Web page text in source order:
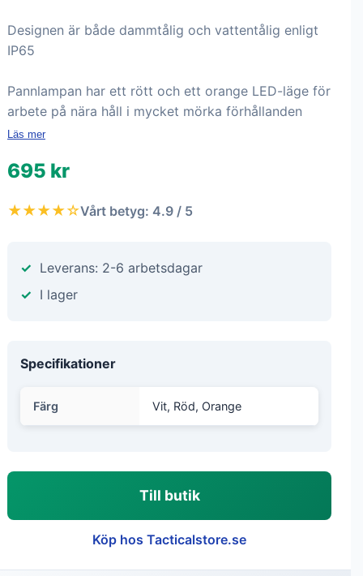
Designen är både dammtålig och vattentålig enligt
IP65
Pannlampan har ett rött och ett orange LED-läge för
arbete på nära håll i mycket mörka förhållanden
Läs mer
695 kr
★★★★☆Vårt betyg: 4.9 / 5
Leverans: 2-6 arbetsdagar
I lager
Specifikationer
Färg Vit, Röd, Orange
Till butik
Köp hos Tacticalstore.se